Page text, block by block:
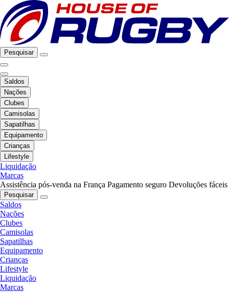
Pesquisar
Saldos
Nações
Clubes
Camisolas
Sapatilhas
Equipamento
Crianças
Lifestyle
Liquidação
Marcas
Assistência pós-venda na França Pagamento seguro Devoluções fáceis
Pesquisar
Saldos
Nações
Clubes
Camisolas
Sapatilhas
Equipamento
Crianças
Lifestyle
Liquidação
Marcas